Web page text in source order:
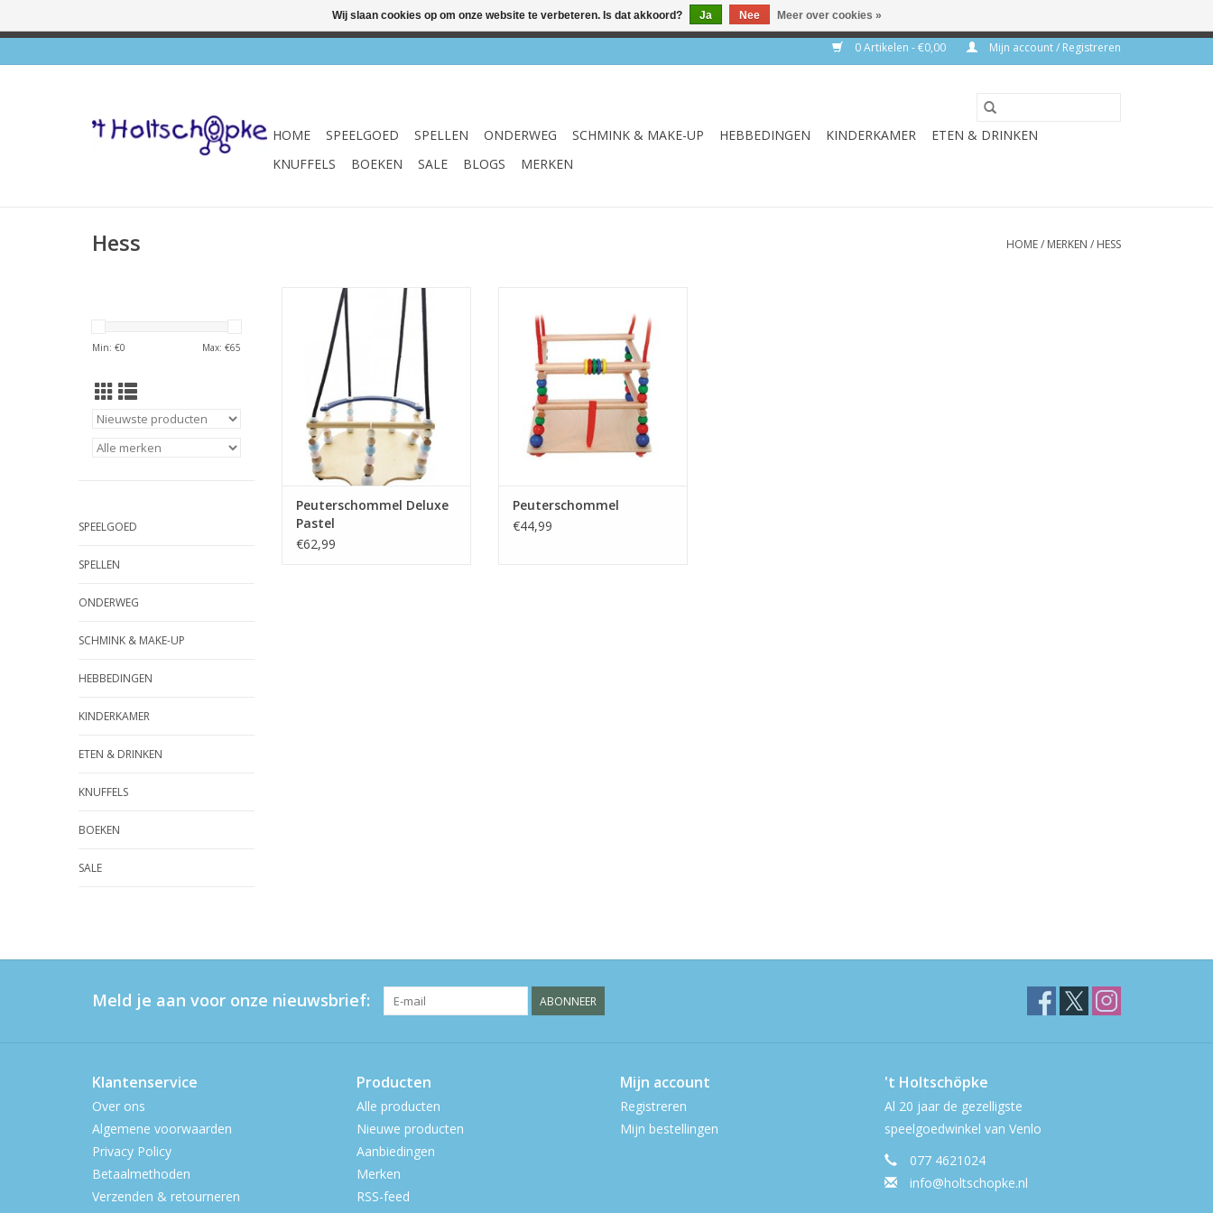
0 Artikelen - €0,00 Mijn account / Registreren
HOME SPEELGOED SPELLEN ONDERWEG SCHMINK & MAKE-UP HEBBEDINGEN KINDERKAMER
ETEN & DRINKEN
KNUFFELS
BOEKEN SALE BLOGS MERKEN
Hess HOME/ MERKEN / HESS
Min: €0 Max: €65
SPEELGOED
SPELLEN
ONDERWEG
SCHMINK & MAKE-UP
HEBBEDINGEN
KINDERKAMER
ETEN & DRINKEN
KNUFFELS
BOEKEN
SALE
Peuterschommel Deluxe Pastel
TOEVOEGEN AAN WINKELWAGEN
Peuterschommel Deluxe
Pastel
€62,99
TOEVOEGEN AAN WINKELWAGEN
Peuterschommel
€44,99
Meld je aan voor onze nieuwsbrief: ABONNEER
Klantenservice
Over ons
Algemene voorwaarden
Privacy Policy
Betaalmethoden
Verzenden & retourneren
Producten
Alle producten
Nieuwe producten
Aanbiedingen
Merken
RSS-feed
Mijn account
Registreren
Mijn bestellingen
't Holtschöpke
Al 20 jaar de gezelligste
speelgoedwinkel van Venlo
077 4621024
info@holtschopke.nl
Wij slaan cookies op om onze website te verbeteren. Is dat akkoord? Ja Nee Meer over cookies »
✔ Winkel & webshop ✔ Gratis verzenden vanaf €75 ✔ Levertijd 1-3 werkdagen